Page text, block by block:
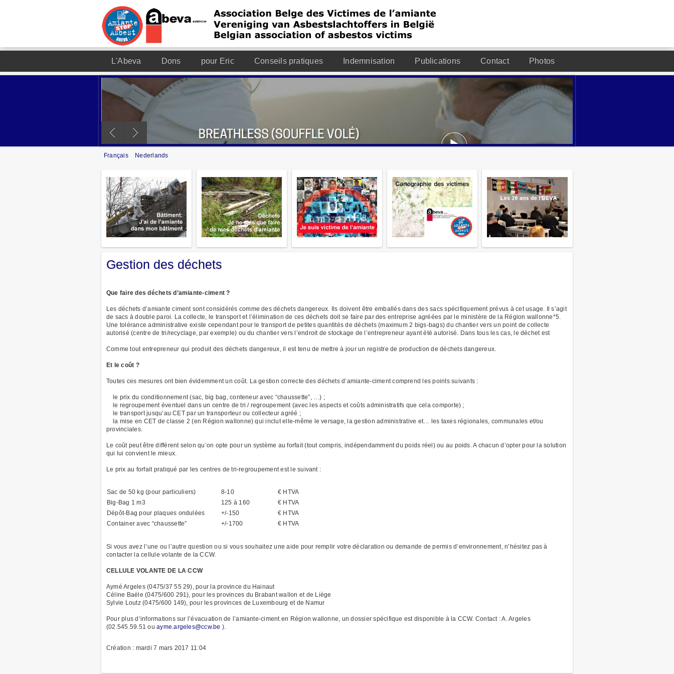
L'Abeva Dons pour Eric Conseils pratiques Indemnisation Publications Contact Photos
Français Nederlands
Gestion des déchets
Que faire des déchets d’amiante-ciment ?
Les déchets d’amiante ciment sont considérés comme des déchets dangereux. Ils doivent être emballés dans des sacs spécifiquement prévus à cet usage. Il s’agit
de sacs à double paroi. La collecte, le transport et l’élimination de ces déchets doit se faire par des entreprise agréées par le ministère de la Région wallonne*5.
Une tolérance administrative existe cependant pour le transport de petites quantités de déchets (maximum 2 bigs-bags) du chantier vers un point de collecte
autorisé (centre de tri/recyclage, par exemple) ou du chantier vers l’endroit de stockage de l’entrepreneur ayant été autorisé. Dans tous les cas, le déchet est
Comme tout entrepreneur qui produit des déchets dangereux, il est tenu de mettre à jour un registre de production de déchets dangereux.
Et le coût ?
Toutes ces mesures ont bien évidemment un coût. La gestion correcte des déchets d’amiante-ciment comprend les points suivants :
le prix du conditionnement (sac, big bag, conteneur avec “chaussette”, …) ;
le regroupement éventuel dans un centre de tri / regroupement (avec les aspects et coûts administratifs que cela comporte) ;
le transport jusqu’au CET par un transporteur ou collecteur agréé ;
la mise en CET de classe 2 (en Région wallonne) qui inclut elle-même le versage, la gestion administrative et… les taxes régionales, communales et/ou
provinciales.
Le coût peut être différent selon qu’on opte pour un système au forfait (tout compris, indépendamment du poids réel) ou au poids. A chacun d’opter pour la solution
qui lui convient le mieux.
Le prix au forfait pratiqué par les centres de tri-regroupement est le suivant :
Sac de 50 kg (pour particuliers) 8-10
€ HTVA
Big-Bag 1 m3
125 à 160
€ HTVA
Dépôt-Bag pour plaques ondulées
+/-150
€ HTVA
Container avec “chaussette”
+/-1700 € HTVA
Si vous avez l’une ou l’autre question ou si vous souhaitez une aide pour remplir votre déclaration ou demande de permis d’environnement, n’hésitez pas à
contacter la cellule volante de la CCW.
CELLULE VOLANTE DE LA CCW
Aymé Argeles (0475/37 55 29), pour la province du Hainaut
Céline Baële (0475/600 291), pour les provinces du Brabant wallon et de Liège
Sylvie Loutz (0475/600 149), pour les provinces de Luxembourg et de Namur
Pour plus d’informations sur l’évacuation de l’amiante-ciment en Région wallonne, un dossier spécifique est disponible à la CCW. Contact : A. Argeles
(02.545.59.51 ouayme.argeles@ccw.be ).
Création : mardi 7 mars 2017 11:04